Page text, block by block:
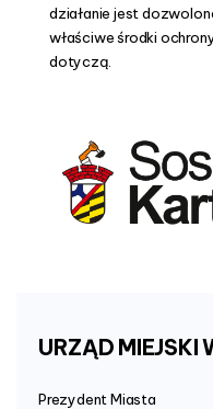
działanie jest
właściwe środki
dotyczą.
URZĄD MIEJSKI
Prezydent Miasta